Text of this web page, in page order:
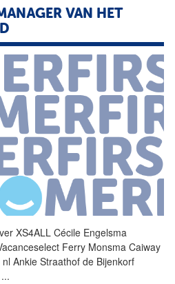
VAN HET
XS4ALL Cécile Engelsma
Ferry Monsma Caiway
Ankie Straathof de Bijenkorf
...